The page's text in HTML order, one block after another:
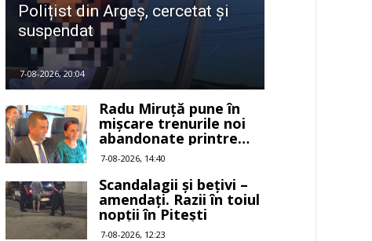
Polițist din Argeș, cercetat și
suspendat
7-08-2026, 20:04
Radu Miruță pune în
mișcare trenurile noi
abandonate printre
buruieni
7-08-2026, 14:40
Scandalagii și bețivi –
amendați. Razii în toiul
nopții în Pitești
7-08-2026, 12:23